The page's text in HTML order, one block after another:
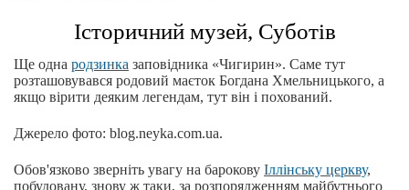
Історичний музей, Суботів
Ще одна родзинка заповідника «Чигирин». Саме тут
розташовувався родовий маєток Богдана Хмельницького, а
якщо вірити деяким легендам, тут він і похований.
Джерело фото: blog.neyka.com.ua.
Обов'язково зверніть увагу на барокову Іллінську церкву,
побудовану, знову ж таки, за розпорядженням майбутнього